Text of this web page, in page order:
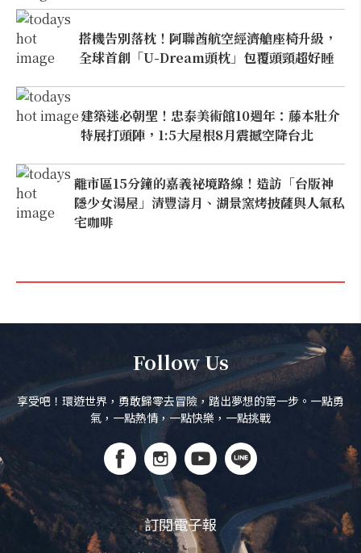
搭機告別落枕！阿聯酋航空經濟艙座椅升級，
全球首創「U-Dream頭枕」包覆頭頸超好睡
建築迷必朝聖！忠泰美術館10週年：藤本壯介
特展打頭陣，1:5大屋根8月震撼空降台北
離市區15分鐘的嘉義祕境路線！造訪「台版神
隱少女湯屋」清豐濤月、湖景窯烤披薩與人氣私
宅咖啡
Follow Us
享受吧！環遊世界，勇敢歸零去冒險，踏出夢想的第一步。一點勇
氣，一點熱情，一點快樂，一點挑戰
訂閱電子報